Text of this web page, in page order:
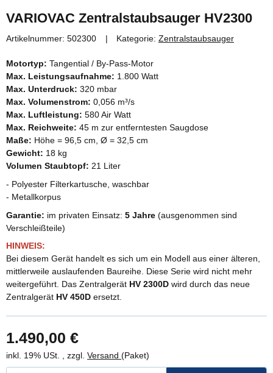
VARIOVAC Zentralstaubsauger HV2300
Artikelnummer: 502300 Kategorie: Zentralstaubsauger
Motortyp: Tangential / By-Pass-Motor
Max. Leistungsaufnahme: 1.800 Watt
Max. Unterdruck: 320 mbar
Max. Volumenstrom: 0,056 m³/s
Max. Luftleistung: 580 Air Watt
Max. Reichweite: 45 m zur entferntesten Saugdose
Maße: Höhe = 96,5 cm, Ø = 32,5 cm
Gewicht: 18 kg
Volumen Staubtopf: 21 Liter
- Polyester Filterkartusche, waschbar
- Metallkorpus
Garantie: im privaten Einsatz: 5 Jahre (ausgenommen sind
Verschleißteile)
HINWEIS:
Bei diesem Gerät handelt es sich um ein Modell aus einer älteren,
mittlerweile auslaufenden Baureihe. Diese Serie wird nicht mehr
weitergeführt. Das Zentralgerät HV 2300D wird durch das neue
Zentralgerät HV 450D ersetzt.
1.490,00 €
inkl. 19% USt. , zzgl. Versand (Paket)